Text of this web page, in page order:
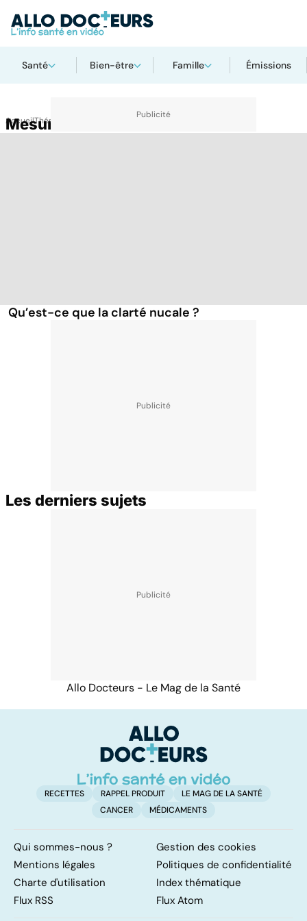
Santé Bien-être Famille Émissions
AccueilThématiques
Mesure de la clarté nucale
Qu’est-ce que la clarté nucale ?
Les derniers sujets
Allo Docteurs - Le Mag de la Santé
RECETTES RAPPEL PRODUIT
LE MAG DE LA SANTÉ
CANCER
MÉDICAMENTS
Qui sommes-nous ?
Gestion des cookies
Mentions légales
Politiques de confidentialité
Charte d'utilisation
Index thématique
Flux RSS
Flux Atom